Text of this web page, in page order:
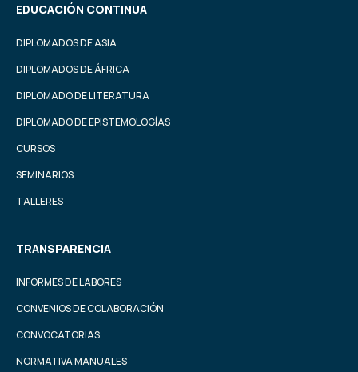
EDUCACIÓN CONTINUA
DIPLOMADOS DE ASIA
DIPLOMADOS DE ÁFRICA
DIPLOMADO DE LITERATURA
DIPLOMADO DE EPISTEMOLOGÍAS
CURSOS
SEMINARIOS
TALLERES
TRANSPARENCIA
INFORMES DE LABORES
CONVENIOS DE COLABORACIÓN
CONVOCATORIAS
NORMATIVA MANUALES